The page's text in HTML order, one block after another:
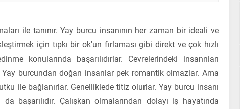
ile tanınır. Yay burcu insanının her zaman bir ideali ve
için tıpkı bir ok'un fırlaması gibi direkt ve çok hızlı
konularında başarılıdırlar. Cevrelerindeki insannları
burcundan doğan insanlar pek romantik olmazlar. Ama
ile bağlanırlar. Genelliklede titiz olurlar. Yay burcu insanı
başarılıdır. Çalışkan olmalarından dolayı iş hayatında